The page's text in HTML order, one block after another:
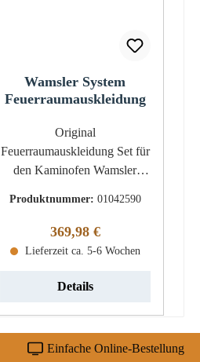
Wamsler System
Feuerraumauskleidung
Original
Feuerraumauskleidung Set für
den Kaminofen Wamsler
teiliges Set Wamsler System
Typ 10190
Eckdaten: 8 Stück
Vermiculite Rückwandstein
links oben (225 x 250 x 30
Produktnummer: 01042590
Regulärer Preis:
369,98 €
Lieferzeit ca. 5-6 Wochen
Details
Einfache Online-Bestellung